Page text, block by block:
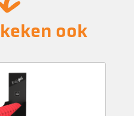
ook